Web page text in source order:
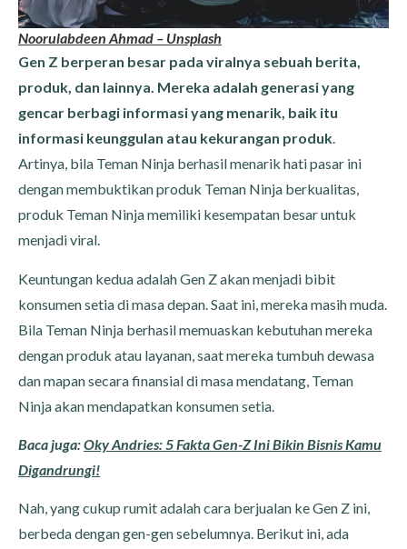
Noorulabdeen Ahmad – Unsplash
Gen Z berperan besar pada viralnya sebuah berita,
produk, dan lainnya. Mereka adalah generasi yang
gencar berbagi informasi yang menarik, baik itu
informasi keunggulan atau kekurangan produk.
Artinya, bila Teman Ninja berhasil menarik hati pasar ini
dengan membuktikan produk Teman Ninja berkualitas,
produk Teman Ninja memiliki kesempatan besar untuk
menjadi viral.
Keuntungan kedua adalah Gen Z akan menjadi bibit
konsumen setia di masa depan. Saat ini, mereka masih muda.
Bila Teman Ninja berhasil memuaskan kebutuhan mereka
dengan produk atau layanan, saat mereka tumbuh dewasa
dan mapan secara finansial di masa mendatang, Teman
Ninja akan mendapatkan konsumen setia.
Baca juga:Oky Andries: 5 Fakta Gen-Z Ini Bikin Bisnis Kamu
Digandrungi!
Nah, yang cukup rumit adalah cara berjualan ke Gen Z ini,
berbeda dengan gen-gen sebelumnya. Berikut ini, ada